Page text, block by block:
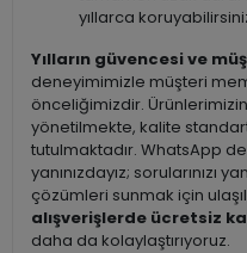
yıllarca
Yılların güvencesi ve
deneyimimizle müşteri
önceliğimizdir.
yönetilmekte, kalite
tutulmaktadır. WhatsApp
yanınızdayız; sorularınızı
çözümleri sunmak için
alışverişlerde ücretsiz
daha da kolaylaştırıyoruz.